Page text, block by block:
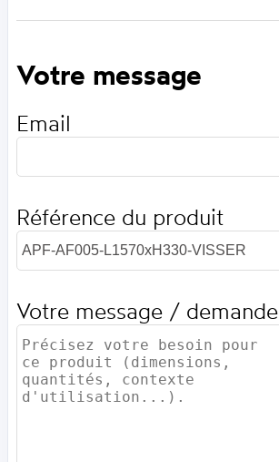
Votre message
Email
Référence du produit
Votre message / demande